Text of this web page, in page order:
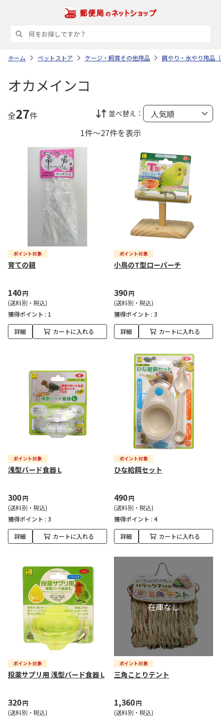
ホーム ペットストア ケージ・飼育その他用品 餌やり・水やり用品
オカメインコ
全27件 並べ替え：
1件～27件を表示
育ての親
140円
(送料別・税込)
獲得ポイント : 1
詳細 カートに入れる
小鳥のT型ローパーチ
390円
(送料別・税込)
獲得ポイント : 3
詳細 カートに入れる
浅型バード食器 L
300円
(送料別・税込)
獲得ポイント : 3
詳細 カートに入れる
ひな給餌セット
490円
(送料別・税込)
獲得ポイント : 4
詳細 カートに入れる
投薬サプリ用 浅型バード食器 L
320円
(送料別・税込)
三角ことりテント
1,360円
(送料別・税込)